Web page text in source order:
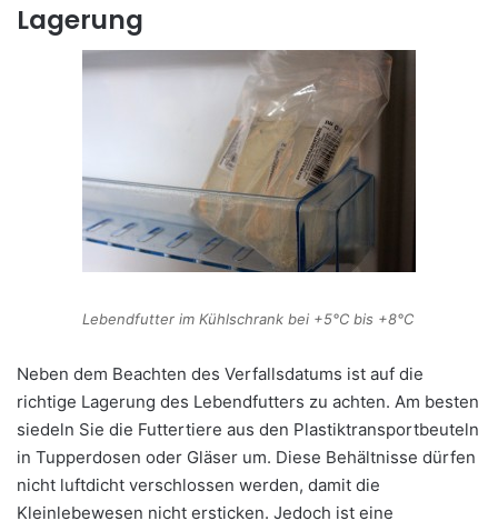
Lagerung
Lebendfutter im Kühlschrank bei +5°C bis +8°C
Neben dem Beachten des Verfallsdatums ist auf die
richtige Lagerung des Lebendfutters zu achten. Am besten
siedeln Sie die Futtertiere aus den Plastiktransportbeuteln
in Tupperdosen oder Gläser um. Diese Behältnisse dürfen
nicht luftdicht verschlossen werden, damit die
Kleinlebewesen nicht ersticken. Jedoch ist eine